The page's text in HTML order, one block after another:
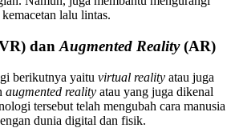
lalu lintas.
dan Augmented Reality(AR)
berikutnya yaitu virtual reality atau juga
augmented reality atau yang juga dikenal
tersebut telah mengubah cara manusia
dunia digital dan fisik.